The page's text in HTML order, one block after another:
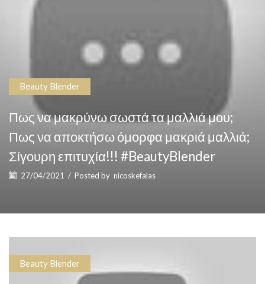
Beauty Blender
Πως να μακρύνω σωστά τα μαλλιά μου;
Πως να αποκτήσω όμορφα μακριά μαλλιά;
Σίγουρη επιτυχία!!! #BeautyBlender
27/04/2021 / Posted by nicoskefalas
Beauty Blender